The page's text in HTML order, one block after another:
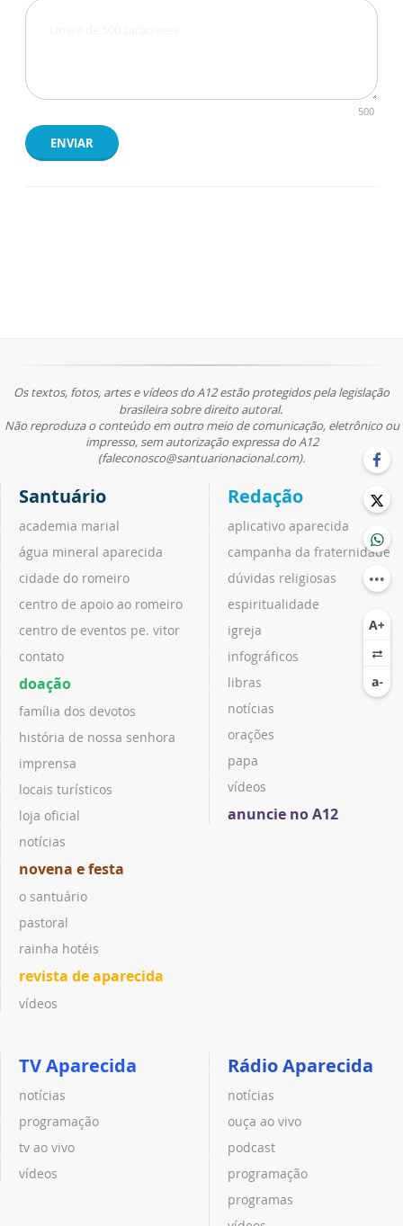
500
ENVIAR
Os textos, fotos, artes e vídeos do A12 estão protegidos pela legislação
brasileira sobre direito autoral.
Não reproduza o conteúdo em outro meio de comunicação, eletrônico ou
impresso, sem autorização expressa do A12
(faleconosco@santuarionacional.com).
Santuário
academia marial
água mineral aparecida
cidade do romeiro
centro de apoio ao romeiro
centro de eventos pe. vitor
contato
doação
família dos devotos
história de nossa senhora
imprensa
locais turísticos
loja oficial
notícias
novena e festa
o santuário
pastoral
rainha hotéis
revista de aparecida
vídeos
Redação
aplicativo aparecida
campanha da fraternidade
dúvidas religiosas
espiritualidade
igreja
infográficos
libras
notícias
orações
papa
vídeos
anuncie no A12
TV Aparecida
notícias
programação
tv ao vivo
vídeos
Rádio Aparecida
notícias
ouça ao vivo
podcast
programação
programas